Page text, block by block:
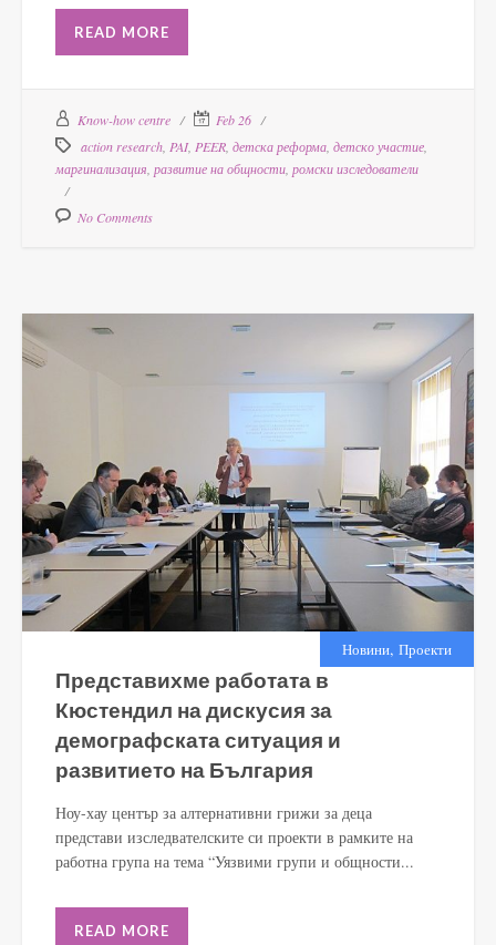
READ MORE
Know-how centre
Feb 26
action research PAI, PEER детска реформа детско участие
маргинализация развитие на общности ромски изследователи
No Comments
Новини, Проекти
Представихме работата в
Кюстендил на дискусия за
демографската ситуация и
развитието на България
Ноу-хау център за алтернативни грижи за деца
представи изследвателските си проекти в рамките на
работна група на тема “Уязвими групи и общности...
READ MORE